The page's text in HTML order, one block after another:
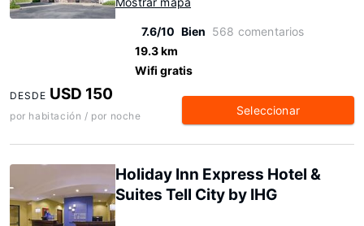
7.6/10 Bien 568 comentarios
19.3 km
Wifi gratis
DESDE USD 150
por habitación / por noche Seleccionar
Holiday Inn Express Hotel &
Suites Tell City by IHG